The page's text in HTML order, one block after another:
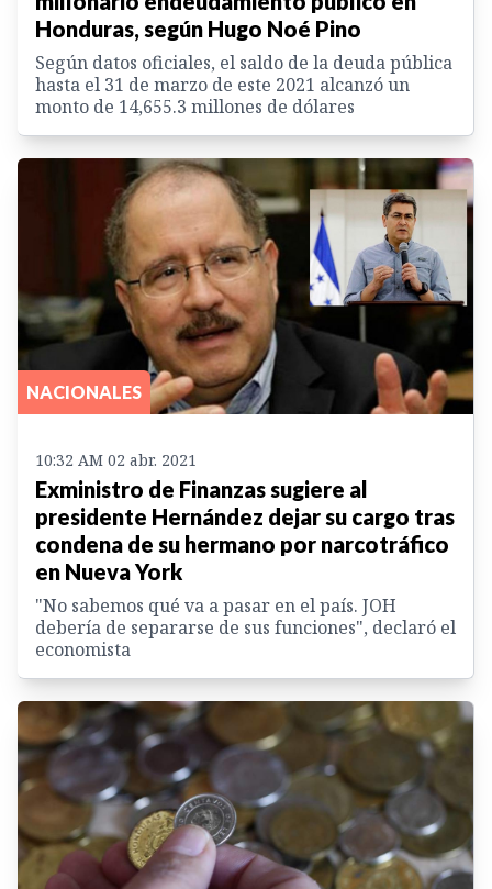
Honduras, según Hugo Noé Pino
Según datos oficiales, el saldo de la deuda pública
hasta el 31 de marzo de este 2021 alcanzó un
monto de 14,655.3 millones de dólares
NACIONALES
10:32 AM 02 abr. 2021
Exministro de Finanzas sugiere al
presidente Hernández dejar su cargo tras
condena de su hermano por narcotráfico
en Nueva York
"No sabemos qué va a pasar en el país. JOH
debería de separarse de sus funciones", declaró el
economista